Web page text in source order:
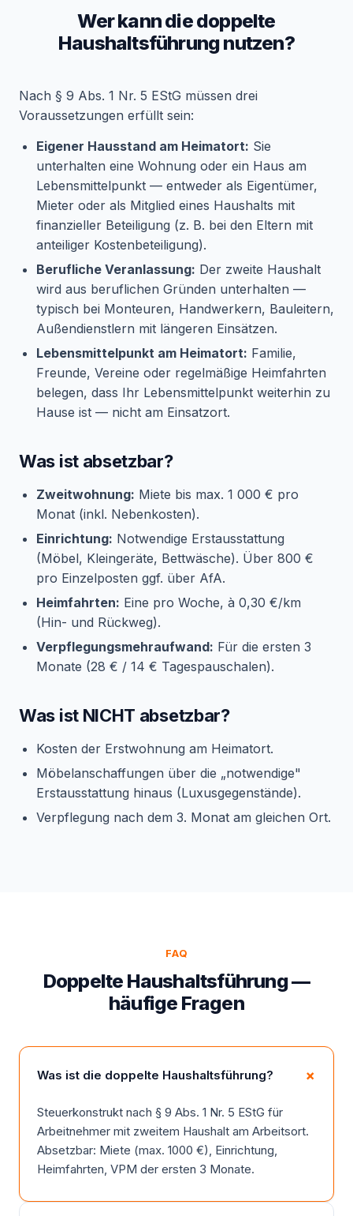
Wer kann die doppelte
Haushaltsführung nutzen?
Nach § 9 Abs. 1 Nr. 5 EStG müssen drei
Voraussetzungen erfüllt sein:
Eigener Hausstand am Heimatort: Sie
unterhalten eine Wohnung oder ein Haus am
Lebensmittelpunkt — entweder als Eigentümer,
Mieter oder als Mitglied eines Haushalts mit
finanzieller Beteiligung (z. B. bei den Eltern mit
anteiliger Kostenbeteiligung).
Berufliche Veranlassung: Der zweite Haushalt
wird aus beruflichen Gründen unterhalten —
typisch bei Monteuren, Handwerkern, Bauleitern,
Außendienstlern mit längeren Einsätzen.
Lebensmittelpunkt am Heimatort: Familie,
Freunde, Vereine oder regelmäßige Heimfahrten
belegen, dass Ihr Lebensmittelpunkt weiterhin zu
Hause ist — nicht am Einsatzort.
Was ist absetzbar?
Zweitwohnung: Miete bis max. 1 000 € pro
Monat (inkl. Nebenkosten).
Einrichtung: Notwendige Erstausstattung
(Möbel, Kleingeräte, Bettwäsche). Über 800 €
pro Einzelposten ggf. über AfA.
Heimfahrten: Eine pro Woche, à 0,30 €/km
(Hin- und Rückweg).
Verpflegungsmehraufwand: Für die ersten 3
Monate (28 € / 14 € Tagespauschalen).
Was ist NICHT absetzbar?
Kosten der Erstwohnung am Heimatort.
Möbelanschaffungen über die „notwendige"
Erstausstattung hinaus (Luxusgegenstände).
Verpflegung nach dem 3. Monat am gleichen Ort.
FAQ
Doppelte Haushaltsführung —
häufige Fragen
Was ist die doppelte Haushaltsführung?
Steuerkonstrukt nach § 9 Abs. 1 Nr. 5 EStG für
Arbeitnehmer mit zweitem Haushalt am Arbeitsort.
Absetzbar: Miete (max. 1000 €), Einrichtung,
Heimfahrten, VPM der ersten 3 Monate.